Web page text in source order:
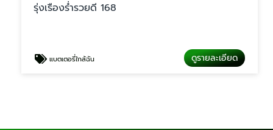
รุ่งเรืองร่ำรวยดี 168
แบตเตอรี่ใกล้ฉัน ดูรายละเอียด